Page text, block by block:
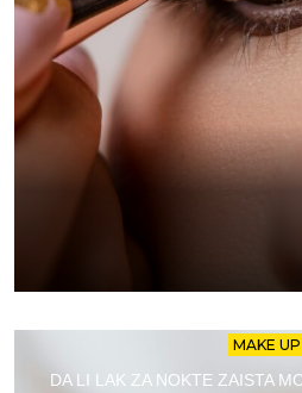
MAKE UP
DA LI LAK ZA NOKTE ZAISTA